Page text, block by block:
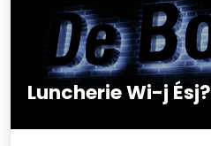
Luncherie Wi-j Ésj?